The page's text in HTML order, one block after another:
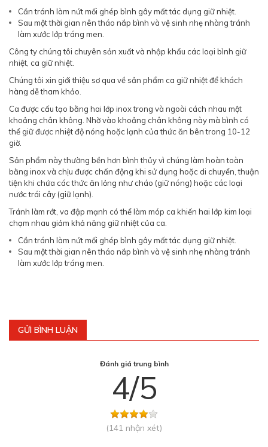
Cần tránh làm nứt mối ghép bình gây mất tác dụng giữ nhiệt.
Sau một thời gian nên tháo nắp bình và vệ sinh nhẹ nhàng tránh
làm xước lớp tráng men.
Công ty chúng tôi chuyên sản xuất và nhập khẩu các loại bình giữ
nhiệt, ca giữ nhiệt.
Chúng tôi xin giới thiệu sơ qua về sản phẩm ca giữ nhiệt để khách
hàng dễ tham khảo.
Ca được cấu tạo bằng hai lớp inox trong và ngoài cách nhau một
khoảng chân không. Nhờ vào khoảng chân không này mà bình có
thể giữ được nhiệt độ nóng hoặc lạnh của thức ăn bên trong 10-12
giờ.
Sản phẩm này thường bền hơn bình thủy vì chúng làm hoàn toàn
bằng inox và chịu được chấn động khi sử dụng hoặc di chuyển, thuận
tiện khi chứa các thức ăn lỏng như cháo (giữ nóng) hoặc các loại
nước trái cây (giữ lạnh).
Tránh làm rớt, va đập mạnh có thể làm móp ca khiến hai lớp kim loại
chạm nhau giảm khả năng giữ nhiệt của ca.
Cần tránh làm nứt mối ghép bình gây mất tác dụng giữ nhiệt.
Sau một thời gian nên tháo nắp bình và vệ sinh nhẹ nhàng tránh
làm xước lớp tráng men.
GỬI BÌNH LUẬN
Đánh giá trung bình
4/5
(141 nhận xét)